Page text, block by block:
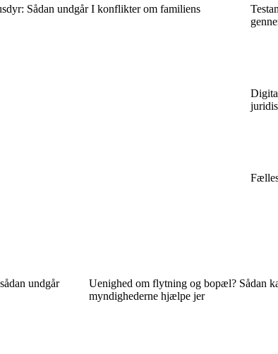
Sådan undgår I konflikter om familiens
undgår
Uenighed om flytning og bopæl? Sådan
myndighederne hjælpe jer